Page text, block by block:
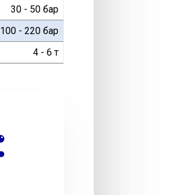
30 - 50 бар
100 - 220 бар
4 - 6 т